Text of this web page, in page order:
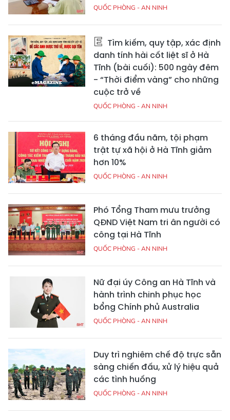
QUỐC PHÒNG - AN NINH
Tìm kiếm, quy tập, xác định
danh tính hài cốt liệt sĩ ở Hà
Tĩnh (bài cuối): 500 ngày đêm
- “Thời điểm vàng” cho những
cuộc trở về
QUỐC PHÒNG - AN NINH
6 tháng đầu năm, tội phạm
trật tự xã hội ở Hà Tĩnh giảm
hơn 10%
QUỐC PHÒNG - AN NINH
Phó Tổng Tham mưu trưởng
QĐND Việt Nam tri ân người có
công tại Hà Tĩnh
QUỐC PHÒNG - AN NINH
Nữ đại úy Công an Hà Tĩnh và
hành trình chinh phục học
bổng Chính phủ Australia
QUỐC PHÒNG - AN NINH
Duy trì nghiêm chế độ trực sẵn
sàng chiến đấu, xử lý hiệu quả
các tình huống
QUỐC PHÒNG - AN NINH